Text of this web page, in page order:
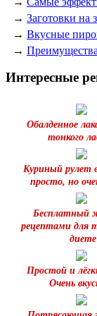
→ Заготовки на
→ Вкусные
→
Интересные
Обалденное
тонкого
Куриный рулет
просто, но
Бесплатный
рецептами для
диете
Простой и
Очень